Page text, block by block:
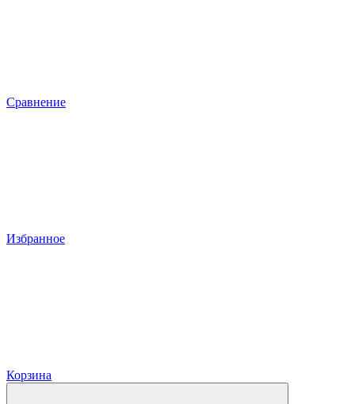
Сравнение
Избранное
Корзина